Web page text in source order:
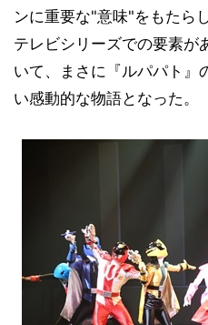
ンに重要な"意味"をもたら
テレビシリーズでの要素が
いて、まさに『ルパパト』
い感動的な物語となった。